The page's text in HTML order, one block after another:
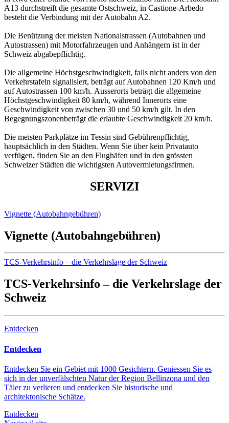
A13 durchstreift die gesamte Ostschweiz, in Castione-Arbedo
besteht die Verbindung mit der Autobahn A2.
Die Benützung der meisten Nationalstrassen (Autobahnen und
Autostrassen) mit Motorfahrzeugen und Anhängern ist in der
Schweiz abgabepflichtig.
Die allgemeine Höchstgeschwindigkeit, falls nicht anders von den
Verkehrstafeln signalisiert, beträgt auf Autobahnen 120 Km/h und
auf Autostrassen 100 km/h. Ausserorts beträgt die allgemeine
Höchstgeschwindigkeit 80 km/h, während Innerorts eine
Geschwindigkeit von zwischen 30 und 50 km/h gilt. In den
Begegnungszonenbeträgt die erlaubte Geschwindigkeit 20 km/h.
Die meisten Parkplätze im Tessin sind Gebührenpflichtig,
hauptsächlich in den Städten. Wenn Sie über kein Privatauto
verfügen, finden Sie an den Flughäfen und in den grössten
Schweizer Städten die wichtigsten Autovermietungsfirmen.
SERVIZI
Vignette (Autobahngebühren)
Vignette (Autobahngebühren)
TCS-Verkehrsinfo – die Verkehrslage der Schweiz
TCS-Verkehrsinfo – die Verkehrslage der
Schweiz
Entdecken
Entdecken
Entdecken Sie ein Gebiet mit 1000 Gesichtern. Geniessen Sie es
sich in der unverfälschten Natur der Region Bellinzona und den
Täler zu verlieren und entdecken Sie historische und
architektonische Schätze.
Entdecken